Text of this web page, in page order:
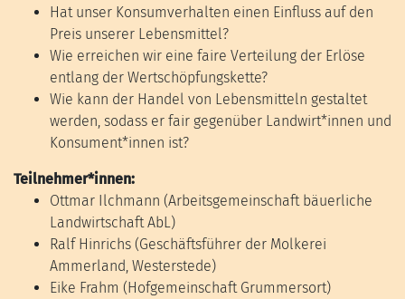
Hat unser Konsumverhalten einen Einfluss auf den
Preis unserer Lebensmittel?
Wie erreichen wir eine faire Verteilung der Erlöse
entlang der Wertschöpfungskette?
Wie kann der Handel von Lebensmitteln gestaltet
werden, sodass er fair gegenüber Landwirt*innen und
Konsument*innen ist?
Teilnehmer*innen:
Ottmar Ilchmann (Arbeitsgemeinschaft bäuerliche
Landwirtschaft AbL)
Ralf Hinrichs (Geschäftsführer der Molkerei
Ammerland, Westerstede)
Eike Frahm (Hofgemeinschaft Grummersort)